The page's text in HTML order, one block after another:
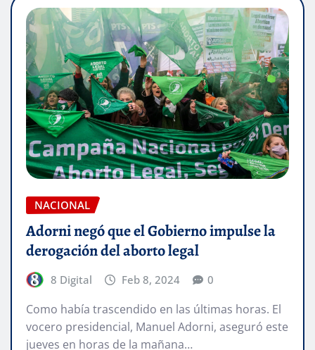
NACIONAL
Adorni negó que el Gobierno impulse la
derogación del aborto legal
8 Digital Feb 8, 2024 0
Como había trascendido en las últimas horas. El
vocero presidencial, Manuel Adorni, aseguró este
jueves en horas de la mañana…